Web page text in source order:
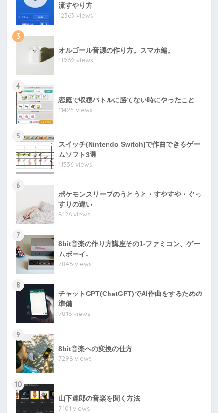
流すやり方
12363 views
3
オルゴール音源の作り方。スマホ編。
11969 views
4
恋庭で収穫バトルに勝てない時にやったこと
11425 views
5
スイッチ(Nintendo Switch)で作曲できるゲー
ムソフト3選
11336 views
6
ポケモンスリープのうとうと・すやすや・ぐっ
すりの違い
8126 views
7
8bit音楽の作り方講座その1-ファミコン、ゲー
ムボーイ-
7845 views
8
チャットGPT(ChatGPT)でAI作曲をするための
準備
7816 views
9
8bit音楽への変換の仕方
7298 views
10
山下達郎の音楽を聞く方法
7101 views